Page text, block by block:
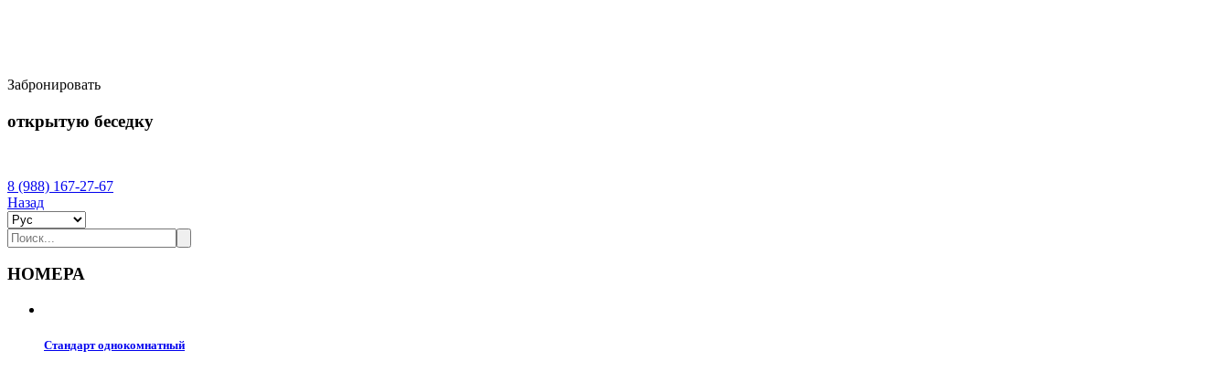
Забронировать
открытую беседку
8 (988) 167-27-67
Назад
Выбрать
язык
Search
НОМЕРА
Стандарт однокомнатный